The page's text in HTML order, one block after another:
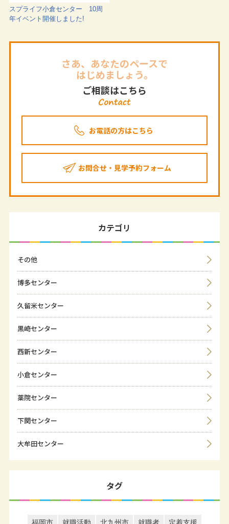
スプライフ小倉センター 10周
年イベント開催しました!
さあ、あなたのペースで
はじめましょう。
ご相談はこちら
お電話の方はこちら
お問合せ・見学予約フォーム
カテゴリ
その他
博多センター
久留米センター
黒崎センター
西新センター
小倉センター
薬院センター
下関センター
大牟田センター
タグ